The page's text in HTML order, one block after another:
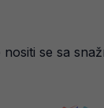
se sa